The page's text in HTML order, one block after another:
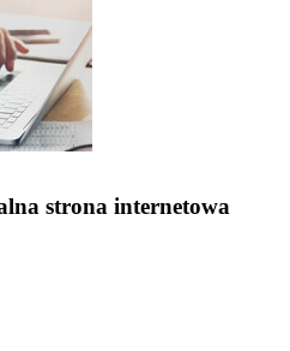
strona internetowa